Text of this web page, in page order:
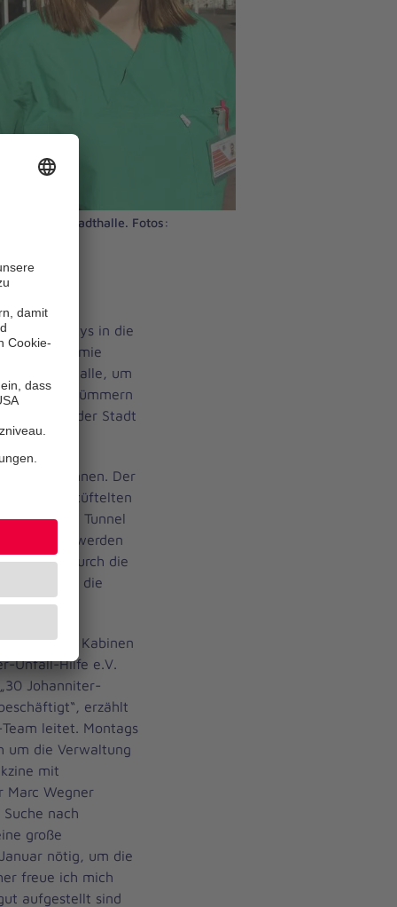
Stadthalle. Fotos:
die
oder Partys in die
Pandemie
in die Halle, um
kümmern
der Stadt
Der
ausgetüftelten
eine Art Tunnel
Auf ihnen werden
durch die
stets die
32 Kabinen
Unfall-Hilfe e.V.
Johanniter-
erzählt
leitet. Montags
um die Verwaltung
mit
Marc Wegner
nach
große
nötig, um die
freue ich mich
aufgestellt sind